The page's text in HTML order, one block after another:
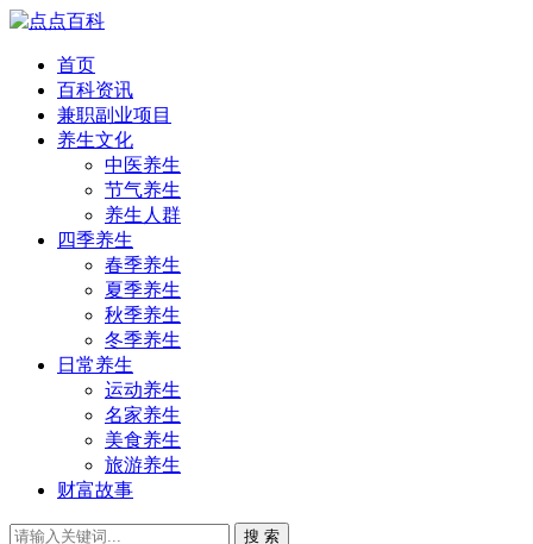
首页
百科资讯
兼职副业项目
养生文化
中医养生
节气养生
养生人群
四季养生
春季养生
夏季养生
秋季养生
冬季养生
日常养生
运动养生
名家养生
美食养生
旅游养生
财富故事
搜 索